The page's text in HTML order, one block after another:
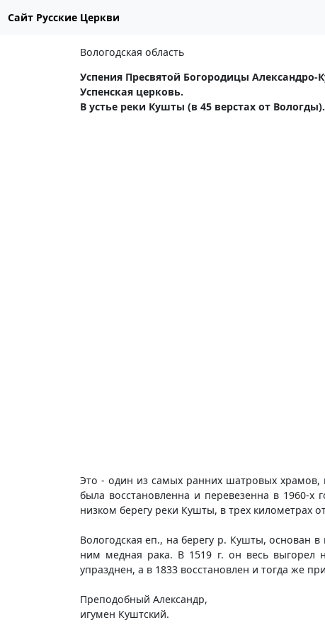
Сайт Русские Церкви
Вологодская область
Успения Пресвятой Богородицы
Успенская церковь.
В устье реки Кушты (в 45 верстах от Вологды).
Это - один из самых ранних шатровых
была восстановленна и перевезенна в 1960-х
низком берегу реки Кушты, в трех километрах
Вологодская еп., на берегу р. Кушты, основан
ним медная рака. В 1519 г. он весь выгорел
упразднен, а в 1833 восстановлен и тогда же
Преподобный Александр,
игумен Куштский.